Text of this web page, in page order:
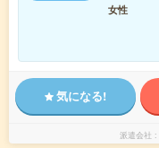
女性
気になる!
派遣会社